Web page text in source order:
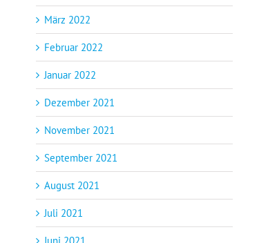
März 2022
Februar 2022
Januar 2022
Dezember 2021
November 2021
September 2021
August 2021
Juli 2021